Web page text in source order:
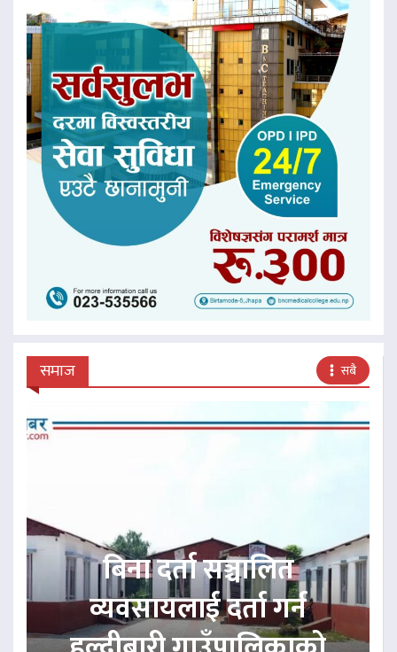
समाज सबै
बिना दर्ता सञ्चालित
व्यवसायलाई दर्ता गर्न